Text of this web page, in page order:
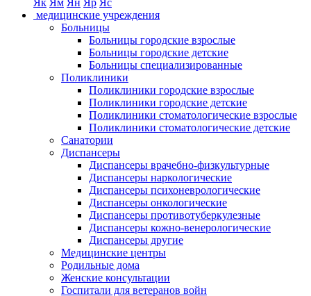
Як Ям Ян Яр Яс
медицинские учреждения
Больницы
Больницы городские взрослые
Больницы городские детские
Больницы специализированные
Поликлиники
Поликлиники городские взрослые
Поликлиники городские детские
Поликлиники стоматологические взрослые
Поликлиники стоматологические детские
Санатории
Диспансеры
Диспансеры врачебно-физкультурные
Диспансеры наркологические
Диспансеры психоневрологические
Диспансеры онкологические
Диспансеры противотуберкулезные
Диспансеры кожно-венерологические
Диспансеры другие
Медицинские центры
Родильные дома
Женские консультации
Госпитали для ветеранов войн